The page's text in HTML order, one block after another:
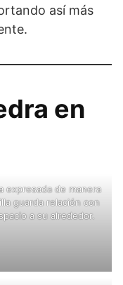
así más
en
expresada de manera
guarda relación con
a su alrededor.